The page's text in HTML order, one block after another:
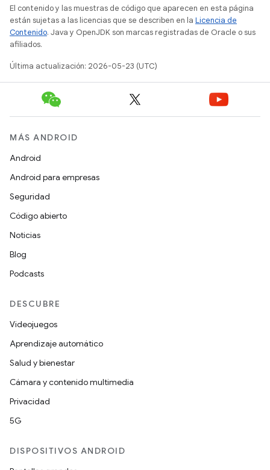
El contenido y las muestras de código que aparecen en esta página
están sujetas a las licencias que se describen en la Licencia de
Contenido. Java y OpenJDK son marcas registradas de Oracle o sus
afiliados.
Última actualización: 2026-05-23 (UTC)
MÁS ANDROID
Android
Android para empresas
Seguridad
Código abierto
Noticias
Blog
Podcasts
DESCUBRE
Videojuegos
Aprendizaje automático
Salud y bienestar
Cámara y contenido multimedia
Privacidad
5G
DISPOSITIVOS ANDROID